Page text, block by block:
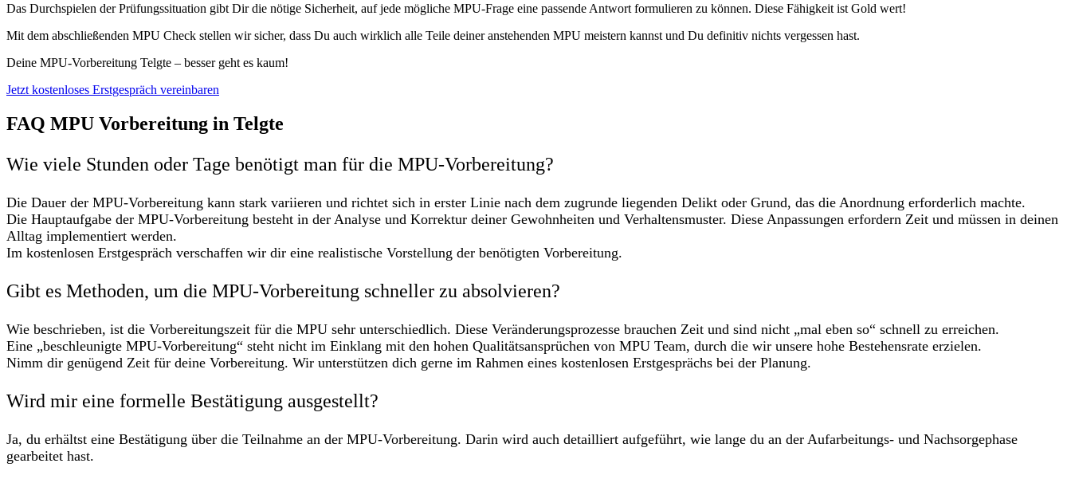
Das Durchspielen der Prüfungssituation gibt Dir die nötige Sicherheit, auf jede mögliche MPU-Frage eine passende Antwort formulieren zu können. Diese Fähigkeit ist Gold wert!
Mit dem abschließenden MPU Check stellen wir sicher, dass Du auch wirklich alle Teile deiner anstehenden MPU meistern kannst und Du definitiv nichts vergessen hast.
Deine MPU-Vorbereitung Telgte – besser geht es kaum!
Jetzt kostenloses Erstgespräch vereinbaren
FAQ MPU Vorbereitung in Telgte
Wie viele Stunden oder Tage benötigt man für die MPU-Vorbereitung?
Die Dauer der MPU-Vorbereitung kann stark variieren und richtet sich in erster Linie nach dem zugrunde liegenden Delikt oder Grund, das die Anordnung erforderlich machte.
Die Hauptaufgabe der MPU-Vorbereitung besteht in der Analyse und Korrektur deiner Gewohnheiten und Verhaltensmuster. Diese Anpassungen erfordern Zeit und müssen in deinen
Alltag implementiert werden.
Im kostenlosen Erstgespräch verschaffen wir dir eine realistische Vorstellung der benötigten Vorbereitung.
Gibt es Methoden, um die MPU-Vorbereitung schneller zu absolvieren?
Wie beschrieben, ist die Vorbereitungszeit für die MPU sehr unterschiedlich. Diese Veränderungsprozesse brauchen Zeit und sind nicht „mal eben so“ schnell zu erreichen.
Eine „beschleunigte MPU-Vorbereitung“ steht nicht im Einklang mit den hohen Qualitätsansprüchen von MPU Team, durch die wir unsere hohe Bestehensrate erzielen.
Nimm dir genügend Zeit für deine Vorbereitung. Wir unterstützen dich gerne im Rahmen eines kostenlosen Erstgesprächs bei der Planung.
Wird mir eine formelle Bestätigung ausgestellt?
Ja, du erhältst eine Bestätigung über die Teilnahme an der MPU-Vorbereitung. Darin wird auch detailliert aufgeführt, wie lange du an der Aufarbeitungs- und Nachsorgephase
gearbeitet hast.